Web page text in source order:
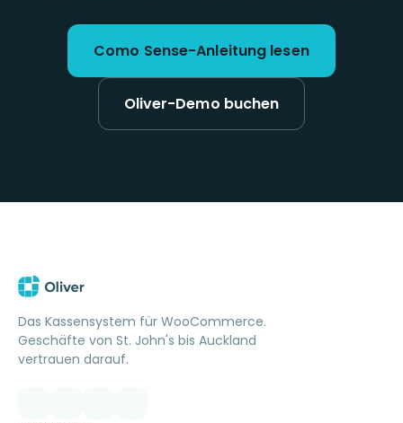
Como Sense-Anleitung lesen
Oliver-Demo buchen
Das Kassensystem für WooCommerce.
Geschäfte von St. John's bis Auckland
vertrauen darauf.